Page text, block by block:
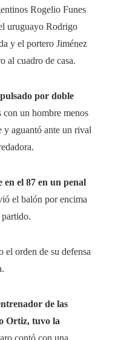
Rogelio Funes
uruguayo Rodrigo
y el portero Jiménez
al cuadro de casa.
por doble
con un hombre menos
y aguantó ante un rival
en el 87 en un penal
el balón por encima
el orden de su defensa
de las
Ortiz, tuvo la
contó con una